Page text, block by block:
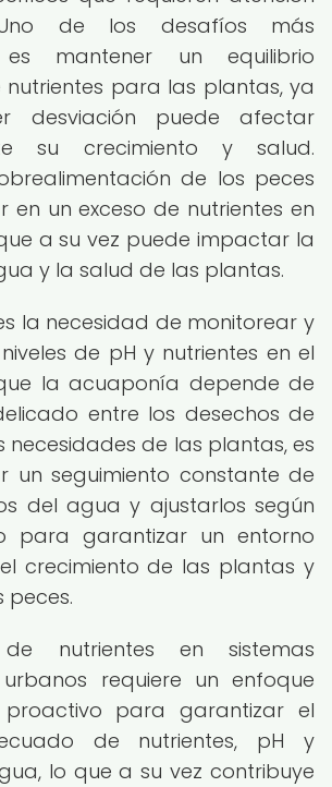
de los desafíos más
es mantener un equilibrio
para las plantas, ya
desviación puede afectar
su crecimiento y salud.
de los peces
en un exceso de nutrientes en
a su vez puede impactar la
y la salud de las plantas.
la necesidad de monitorear y
de pH y nutrientes en el
la acuaponía depende de
entre los desechos de
necesidades de las plantas, es
un seguimiento constante de
del agua y ajustarlos según
para garantizar un entorno
crecimiento de las plantas y
peces.
nutrientes en sistemas
requiere un enfoque
para garantizar el
de nutrientes, pH y
lo que a su vez contribuye